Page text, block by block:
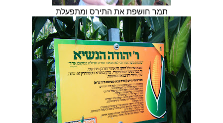
תמר חושפת את התירס ומתפעלת